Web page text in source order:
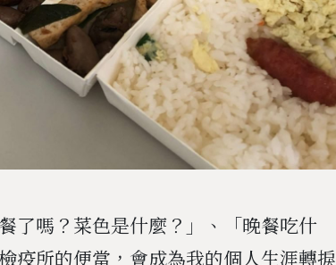
了嗎？菜色是什麼？」、「晚餐吃什
疫所的便當，會成為我的個人生涯轉捩